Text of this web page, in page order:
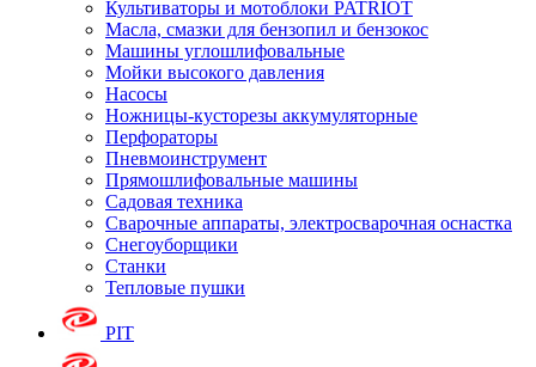
Культиваторы и мотоблоки PATRIOT
Масла, смазки для бензопил и бензокос
Машины углошлифовальные
Мойки высокого давления
Насосы
Ножницы-кусторезы аккумуляторные
Перфораторы
Пневмоинструмент
Прямошлифовальные машины
Садовая техника
Сварочные аппараты, электросварочная оснастка
Снегоуборщики
Станки
Тепловые пушки
PIT